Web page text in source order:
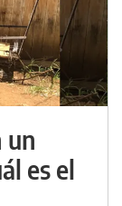
un
es el